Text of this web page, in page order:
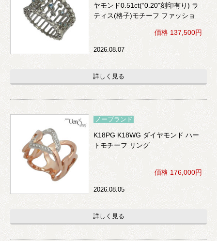
ヤモンド0.51ct(“0.20”刻印有り) ラ
ティス(格子)モチーフ ファッショ
ンリング
価格 137,500円
2026.08.07
詳しく見る
ノーブランド
K18PG K18WG ダイヤモンド ハー
トモチーフ リング
価格 176,000円
2026.08.05
詳しく見る